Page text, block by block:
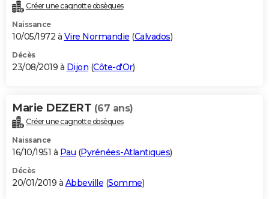
Créer une cagnotte obsèques
Naissance
10/05/1972 à Vire Normandie (Calvados)
Décès
23/08/2019 à Dijon (Côte-d'Or)
Marie DEZERT (67 ans)
Créer une cagnotte obsèques
Naissance
16/10/1951 à Pau (Pyrénées-Atlantiques)
Décès
20/01/2019 à Abbeville (Somme)